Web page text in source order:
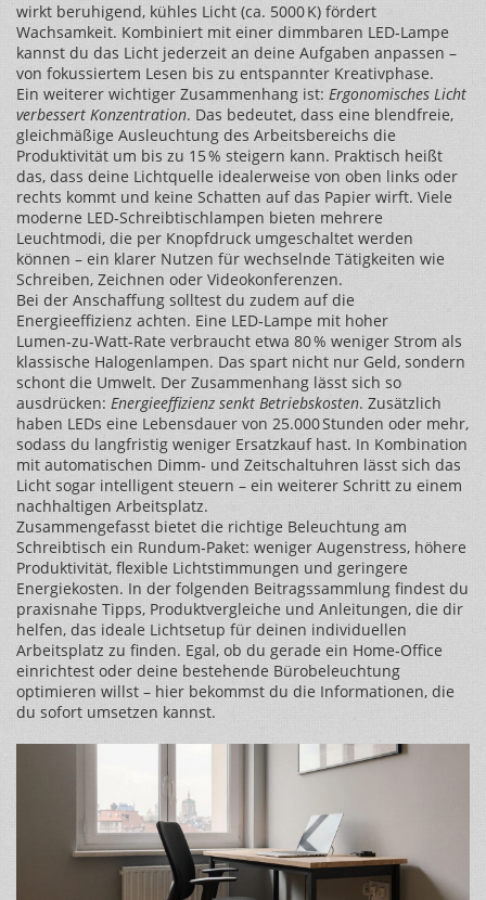
wirkt beruhigend, kühles Licht (ca. 5000 K) fördert
Wachsamkeit. Kombiniert mit einer dimmbaren LED‑Lampe
kannst du das Licht jederzeit an deine Aufgaben anpassen –
von fokussiertem Lesen bis zu entspannter Kreativphase.
Ein weiterer wichtiger Zusammenhang ist: Ergonomisches Licht
verbessert Konzentration. Das bedeutet, dass eine blendfreie,
gleichmäßige Ausleuchtung des Arbeitsbereichs die
Produktivität um bis zu 15 % steigern kann. Praktisch heißt
das, dass deine Lichtquelle idealerweise von oben links oder
rechts kommt und keine Schatten auf das Papier wirft. Viele
moderne LED‑Schreibtischlampen bieten mehrere
Leuchtmodi, die per Knopfdruck umgeschaltet werden
können – ein klarer Nutzen für wechselnde Tätigkeiten wie
Schreiben, Zeichnen oder Videokonferenzen.
Bei der Anschaffung solltest du zudem auf die
Energieeffizienz achten. Eine LED‑Lampe mit hoher
Lumen‑zu‑Watt‑Rate verbraucht etwa 80 % weniger Strom als
klassische Halogenlampen. Das spart nicht nur Geld, sondern
schont die Umwelt. Der Zusammenhang lässt sich so
ausdrücken: Energieeffizienz senkt Betriebskosten. Zusätzlich
haben LEDs eine Lebensdauer von 25.000 Stunden oder mehr,
sodass du langfristig weniger Ersatzkauf hast. In Kombination
mit automatischen Dimm‑ und Zeitschaltuhren lässt sich das
Licht sogar intelligent steuern – ein weiterer Schritt zu einem
nachhaltigen Arbeitsplatz.
Zusammengefasst bietet die richtige Beleuchtung am
Schreibtisch ein Rundum‑Paket: weniger Augenstress, höhere
Produktivität, flexible Lichtstimmungen und geringere
Energiekosten. In der folgenden Beitragssammlung findest du
praxisnahe Tipps, Produktvergleiche und Anleitungen, die dir
helfen, das ideale Lichtsetup für deinen individuellen
Arbeitsplatz zu finden. Egal, ob du gerade ein Home‑Office
einrichtest oder deine bestehende Bürobeleuchtung
optimieren willst – hier bekommst du die Informationen, die
du sofort umsetzen kannst.